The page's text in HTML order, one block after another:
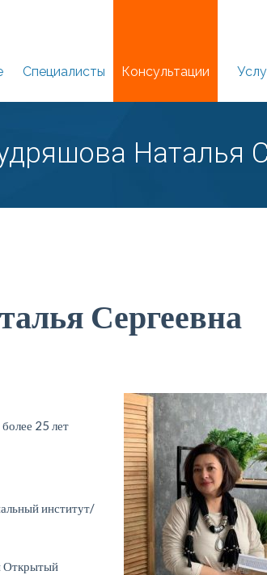
Специалисты Консультации
Наталья
Сергеевна
25 лет
институт/
Открытый